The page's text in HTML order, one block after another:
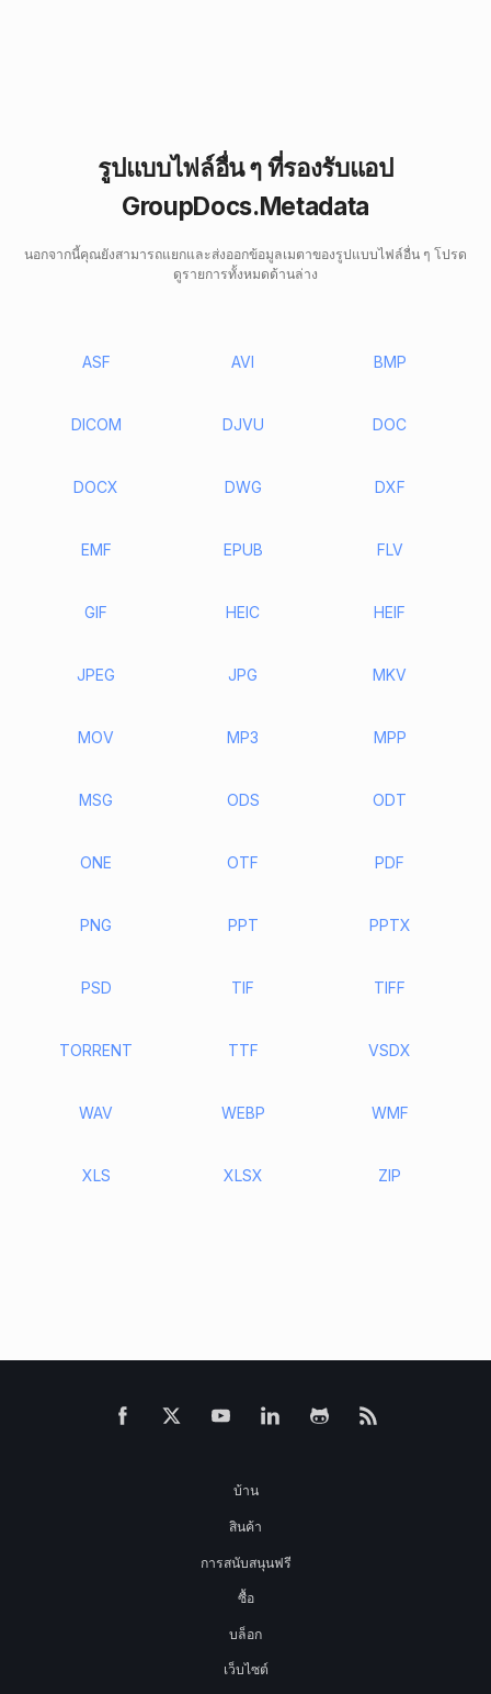
รูปแบบไฟล์อื่น ๆ ที่รองรับแอป
GroupDocs.Metadata
นอกจากนี้คุณยังสามารถแยกและส่งออกข้อมูลเมตาของรูปแบบไฟล์อื่น ๆ โปรด
ดูรายการทั้งหมดด้านล่าง
ASF AVI BMP
DICOM DJVU DOC
DOCX DWG DXF
EMF EPUB FLV
GIF HEIC HEIF
JPEG JPG MKV
MOV MP3 MPP
MSG ODS ODT
ONE OTF PDF
PNG PPT PPTX
PSD TIF TIFF
TORRENT TTF VSDX
WAV WEBP WMF
XLS XLSX ZIP
บ้าน
สินค้า
การสนับสนุนฟรี
ซื้อ
บล็อก
เว็บไซต์